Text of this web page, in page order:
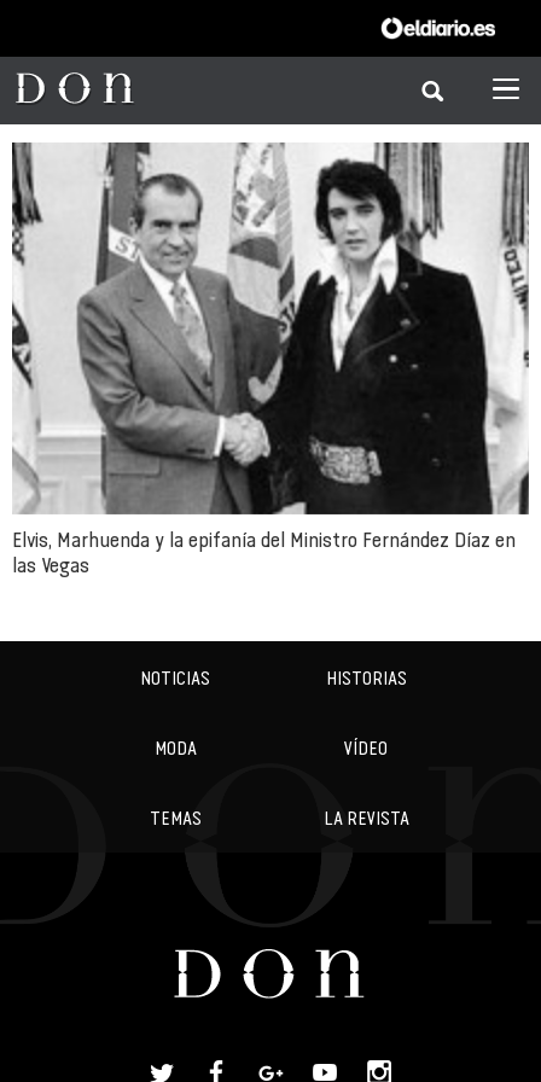
Elvis, Marhuenda y la epifanía del Ministro Fernández Díaz en
las Vegas
NOTICIAS HISTORIAS
MODA VÍDEO
TEMAS LA REVISTA